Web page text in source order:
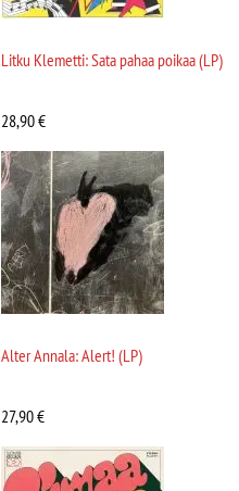
Litku Klemetti: Sata pahaa poikaa (LP)
28,90€
Alter Annala: Alert! (LP)
27,90€